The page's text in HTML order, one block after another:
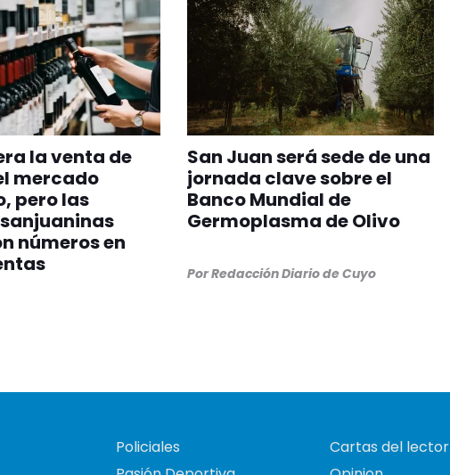
la venta de
mercado
pero las
números en
San Juan será sede de una
jornada clave sobre el
Banco Mundial de
Germoplasma de Olivo
PorRedacción Diario de Cuyo
Policiales
Cartas del lector